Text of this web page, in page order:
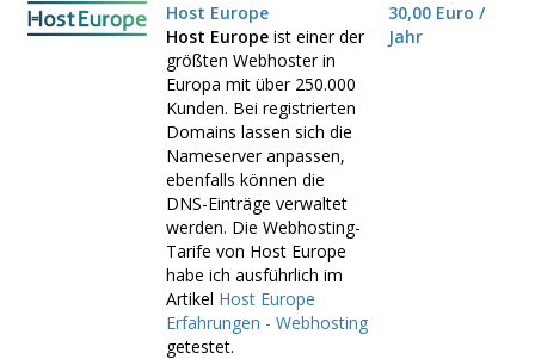
Host Europe
Host Europe ist einer der
größten Webhoster in
Europa mit über 250.000
Kunden. Bei registrierten
Domains lassen sich die
Nameserver anpassen,
ebenfalls können die
DNS-Einträge verwaltet
werden. Die Webhosting-
Tarife von Host Europe
habe ich ausführlich im
Artikel Host Europe
Erfahrungen - Webhosting
getestet.
30,00 Euro /
Jahr